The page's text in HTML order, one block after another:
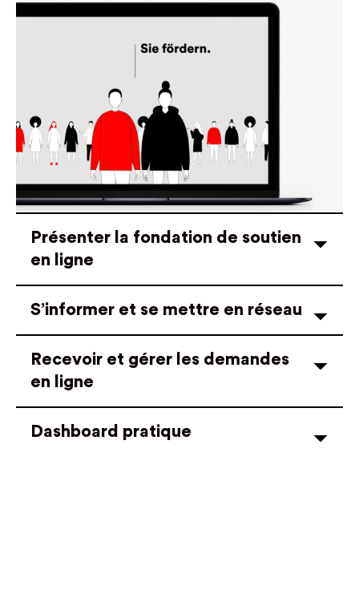
Présenter la fondation de soutien
en ligne
S’informer et se mettre en réseau
Recevoir et gérer les demandes
en ligne
Dashboard pratique